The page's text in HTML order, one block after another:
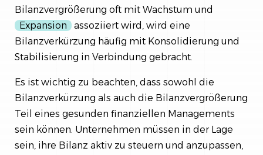
Bilanzvergrößerung oft mit Wachstum und
Expansion
assoziiert wird, wird eine
Bilanzverkürzung häufig mit Konsolidierung und
Stabilisierung in Verbindung gebracht.
Es ist wichtig zu beachten, dass sowohl die
Bilanzverkürzung als auch die Bilanzvergrößerung
Teil eines gesunden finanziellen Managements
sein können. Unternehmen müssen in der Lage
sein, ihre Bilanz aktiv zu steuern und anzupassen,